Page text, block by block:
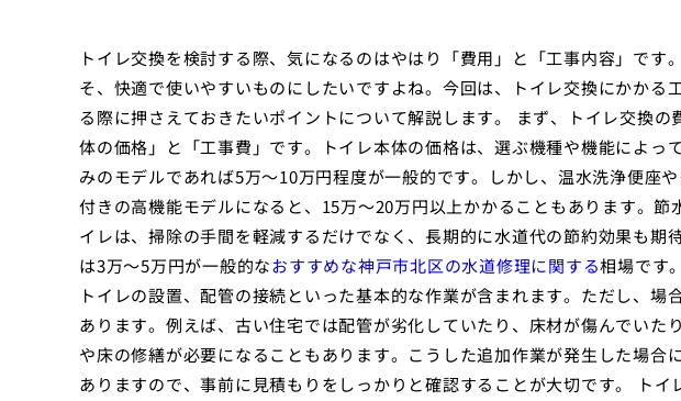
トイレ交換を検討する際、気になるのはやはり「費用」と「工事内容」です
そ、快適で使いやすいものにしたいですよね。今回は、トイレ交換にかかる
る際に押さえておきたいポイントについて解説します。 まず、トイレ交換
体の価格」と「工事費」です。トイレ本体の価格は、選ぶ機種や機能によっ
みのモデルであれば5万〜10万円程度が一般的です。しかし、温水洗浄便座
付きの高機能モデルになると、15万〜20万円以上かかることもあります。
イレは、掃除の手間を軽減するだけでなく、長期的に水道代の節約効果も期
は3万〜5万円が一般的なおすすめな神戸市北区の水道修理に関する相場です
トイレの設置、配管の接続といった基本的な作業が含まれます。ただし、場
あります。例えば、古い住宅では配管が劣化していたり、床材が傷んでいた
や床の修繕が必要になることもあります。こうした追加作業が発生した場合
ありますので、事前に見積もりをしっかりと確認することが大切です。 ト